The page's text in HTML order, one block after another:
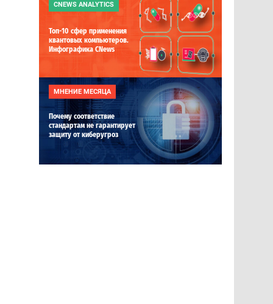
CNEWS ANALYTICS
Топ-10 сфер применения
квантовых компьютеров.
Инфографика CNews
МНЕНИЕ МЕСЯЦА
Почему соответствие
стандартам не гарантирует
защиту от киберугроз